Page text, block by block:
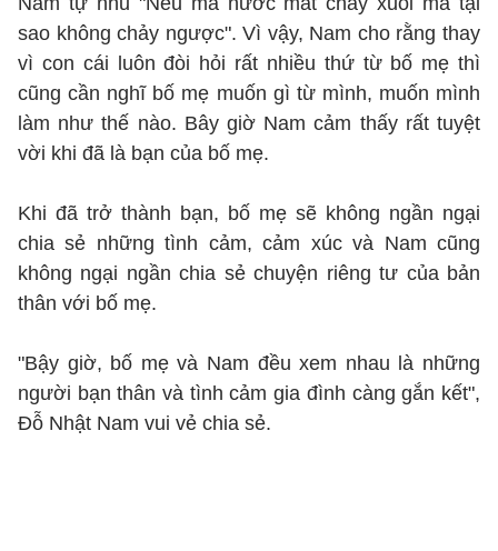
sao không chảy ngược". Vì vậy, Nam cho rằng thay
vì con cái luôn đòi hỏi rất nhiều thứ từ bố mẹ thì
cũng cần nghĩ bố mẹ muốn gì từ mình, muốn mình
làm như thế nào. Bây giờ Nam cảm thấy rất tuyệt
vời khi đã là bạn của bố mẹ.
Khi đã trở thành bạn, bố mẹ sẽ không ngần ngại
chia sẻ những tình cảm, cảm xúc và Nam cũng
không ngại ngần chia sẻ chuyện riêng tư của bản
thân với bố mẹ.
"Bậy giờ, bố mẹ và Nam đều xem nhau là những
người bạn thân và tình cảm gia đình càng gắn kết",
Đỗ Nhật Nam vui vẻ chia sẻ.